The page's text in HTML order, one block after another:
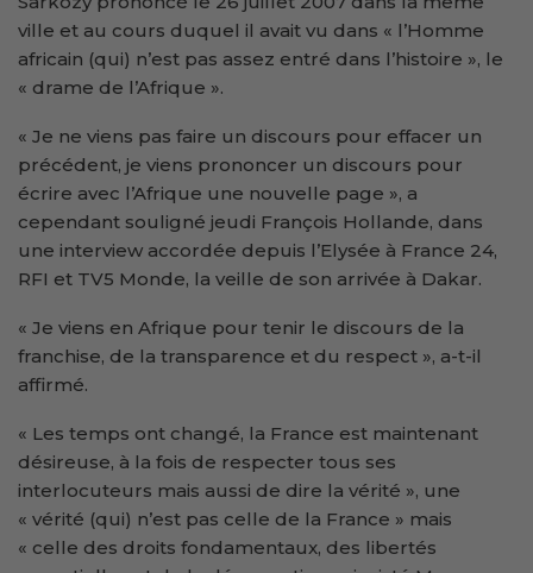
ville et au cours duquel il avait vu dans « l’Homme
africain (qui) n’est pas assez entré dans l’histoire », le
« drame de l’Afrique ».
« Je ne viens pas faire un discours pour effacer un
précédent, je viens prononcer un discours pour
écrire avec l’Afrique une nouvelle page », a
cependant souligné jeudi François Hollande, dans
une interview accordée depuis l’Elysée à France 24,
RFI et TV5 Monde, la veille de son arrivée à Dakar.
« Je viens en Afrique pour tenir le discours de la
franchise, de la transparence et du respect », a-t-il
affirmé.
« Les temps ont changé, la France est maintenant
désireuse, à la fois de respecter tous ses
interlocuteurs mais aussi de dire la vérité », une
« vérité (qui) n’est pas celle de la France » mais
« celle des droits fondamentaux, des libertés